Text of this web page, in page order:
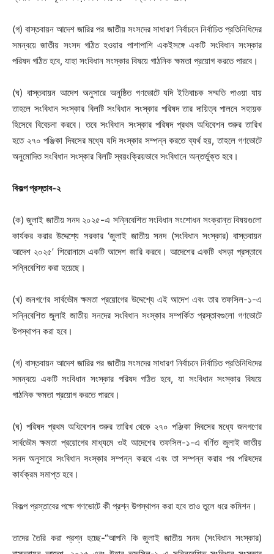
(গ) বাস্তবায়ন আদেশ জারির পর জাতীয় সংসদের সাধারণ নির্বাচনে নির্বাচিত প্রতিনিধিদের
সমন্বয়ে জাতীয় সংসদ গঠিত হওয়ার পাশাপাশি একইসঙ্গে একটি সংবিধান সংস্কার
পরিষদ গঠিত হবে, যাহা সংবিধান সংস্কার বিষয়ে গাঠনিক ক্ষমতা প্রয়োগ করতে পারবে।
(ঘ) বাস্তবায়ন আদেশ অনুসারে অনুষ্ঠিত গণভোটে যদি ইতিবাচক সম্মতি পাওয়া যায়
তাহলে সংবিধান সংস্কার বিলটি সংবিধান সংস্কার পরিষদ তার দায়িত্ব পালনে সহায়ক
হিসেবে বিবেচনা করবে। তবে সংবিধান সংস্কার পরিষদ প্রথম অধিবেশন শুরুর তারিখ
হতে ২৭০ পঞ্জিকা দিবসের মধ্যে যদি সংস্কার সম্পন্ন করতে ব্যর্থ হয়, তাহলে গণভোটে
অনুমোদিত সংবিধান সংস্কার বিলটি স্বয়ংক্রিয়ভাবে সংবিধানে অন্তর্ভুক্ত হবে।
বিকল্প প্রস্তাব-২
(ক) জুলাই জাতীয় সনদ ২০২৫-এ সন্নিবেশিত সংবিধান সংশোধন সংক্রান্ত বিষয়গুলো
কার্যকর করার উদ্দেশ্যে সরকার ‘জুলাই জাতীয় সনদ (সংবিধান সংস্কার) বাস্তবায়ন
আদেশ ২০২৫’ শিরোনামে একটি আদেশ জারি করবে। আদেশের একটি খসড়া প্রস্তাবে
সন্নিবেশিত করা হয়েছে।
(খ) জনগণের সার্বভৌম ক্ষমতা প্রয়োগের উদ্দেশ্যে এই আদেশ এবং তার তফসিল-১-এ
সন্নিবেশিত জুলাই জাতীয় সনদের সংবিধান সংস্কার সম্পর্কিত প্রস্তাবগুলো গণভোটে
উপস্থাপন করা হবে।
(গ) বাস্তবায়ন আদেশ জারির পর জাতীয় সংসদের সাধারণ নির্বাচনে নির্বাচিত প্রতিনিধিদের
সমন্বয়ে একটি সংবিধান সংস্কার পরিষদ গঠিত হবে, যা সংবিধান সংস্কার বিষয়ে
গাঠনিক ক্ষমতা প্রয়োগ করতে পারবে।
(ঘ) পরিষদ প্রথম অধিবেশন শুরুর তারিখ থেকে ২৭০ পঞ্জিকা দিবসের মধ্যে জনগণের
সার্বভৌম ক্ষমতা প্রয়োগের মাধ্যমে ওই আদেশের তফসিল-১-এ বর্ণিত জুলাই জাতীয়
সনদ অনুসারে সংবিধান সংস্কার সম্পন্ন করবে এবং তা সম্পন্ন করার পর পরিষদের
কার্যক্রম সমাপ্ত হবে।
বিকল্প প্রস্তাবের পক্ষে গণভোটে কী প্রশ্ন উপস্থাপন করা হবে তাও তুলে ধরে কমিশন।
তাদের তৈরি করা প্রশ্ন হচ্ছে-“আপনি কি জুলাই জাতীয় সনদ (সংবিধান সংস্কার)